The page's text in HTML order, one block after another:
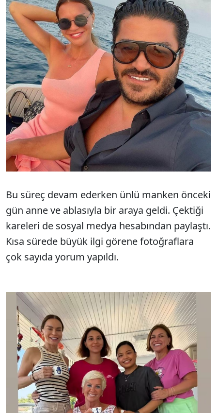
Bu süreç devam ederken ünlü manken önceki
gün anne ve ablasıyla bir araya geldi. Çektiği
kareleri de sosyal medya hesabından paylaştı.
Kısa sürede büyük ilgi görene fotoğraflara
çok sayıda yorum yapıldı.